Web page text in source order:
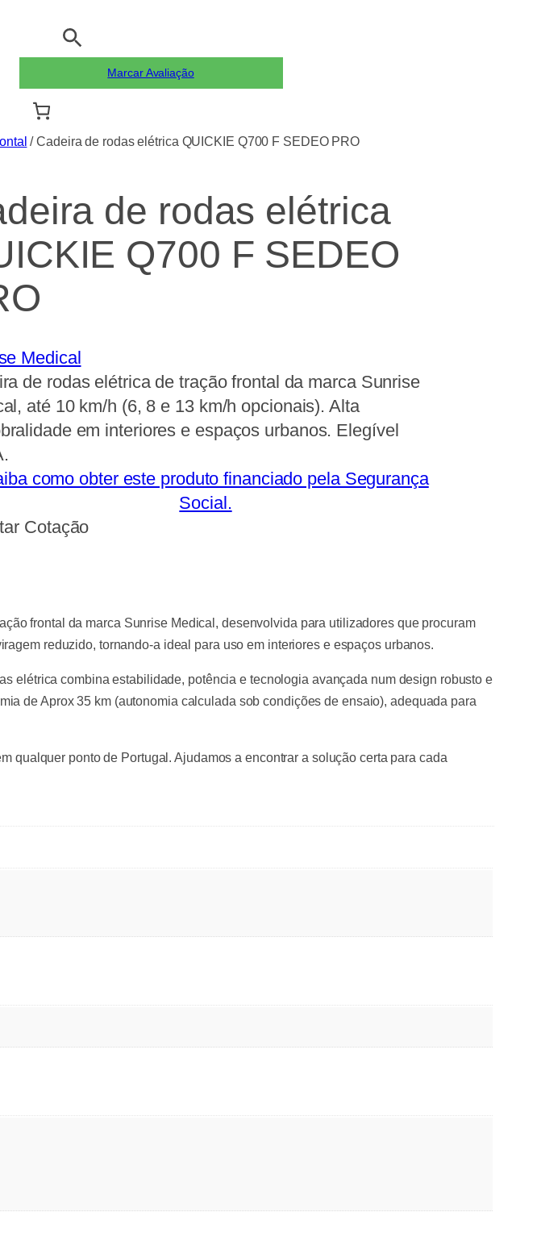
Marcar Avaliação
/ Cadeira de rodas elétrica QUICKIE Q700 F SEDEO PRO
de rodas elétrica
Q700 F SEDEO
Medical
de rodas elétrica de tração frontal da marca Sunrise
até 10 km/h (6, 8 e 13 km/h opcionais). Alta
em interiores e espaços urbanos. Elegível
como obter este produto financiado pela Segurança
Social.
Cotação
frontal da marca Sunrise Medical, desenvolvida para utilizadores que procuram
reduzido, tornando-a ideal para uso em interiores e espaços urbanos.
elétrica combina estabilidade, potência e tecnologia avançada num design robusto e
de Aprox 35 km (autonomia calculada sob condições de ensaio), adequada para
ponto de Portugal. Ajudamos a encontrar a solução certa para cada